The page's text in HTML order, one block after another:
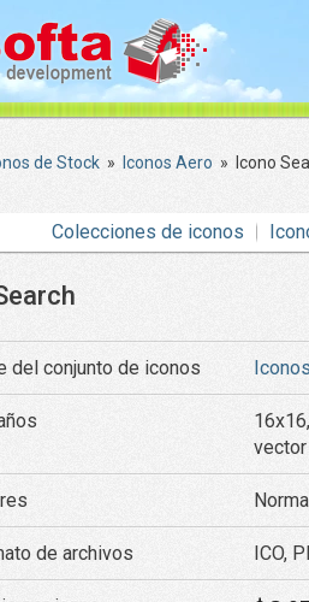
de Stock » Iconos Aero » Icono
Colecciones de iconos
del conjunto de iconos
vector
de archivos ICO,